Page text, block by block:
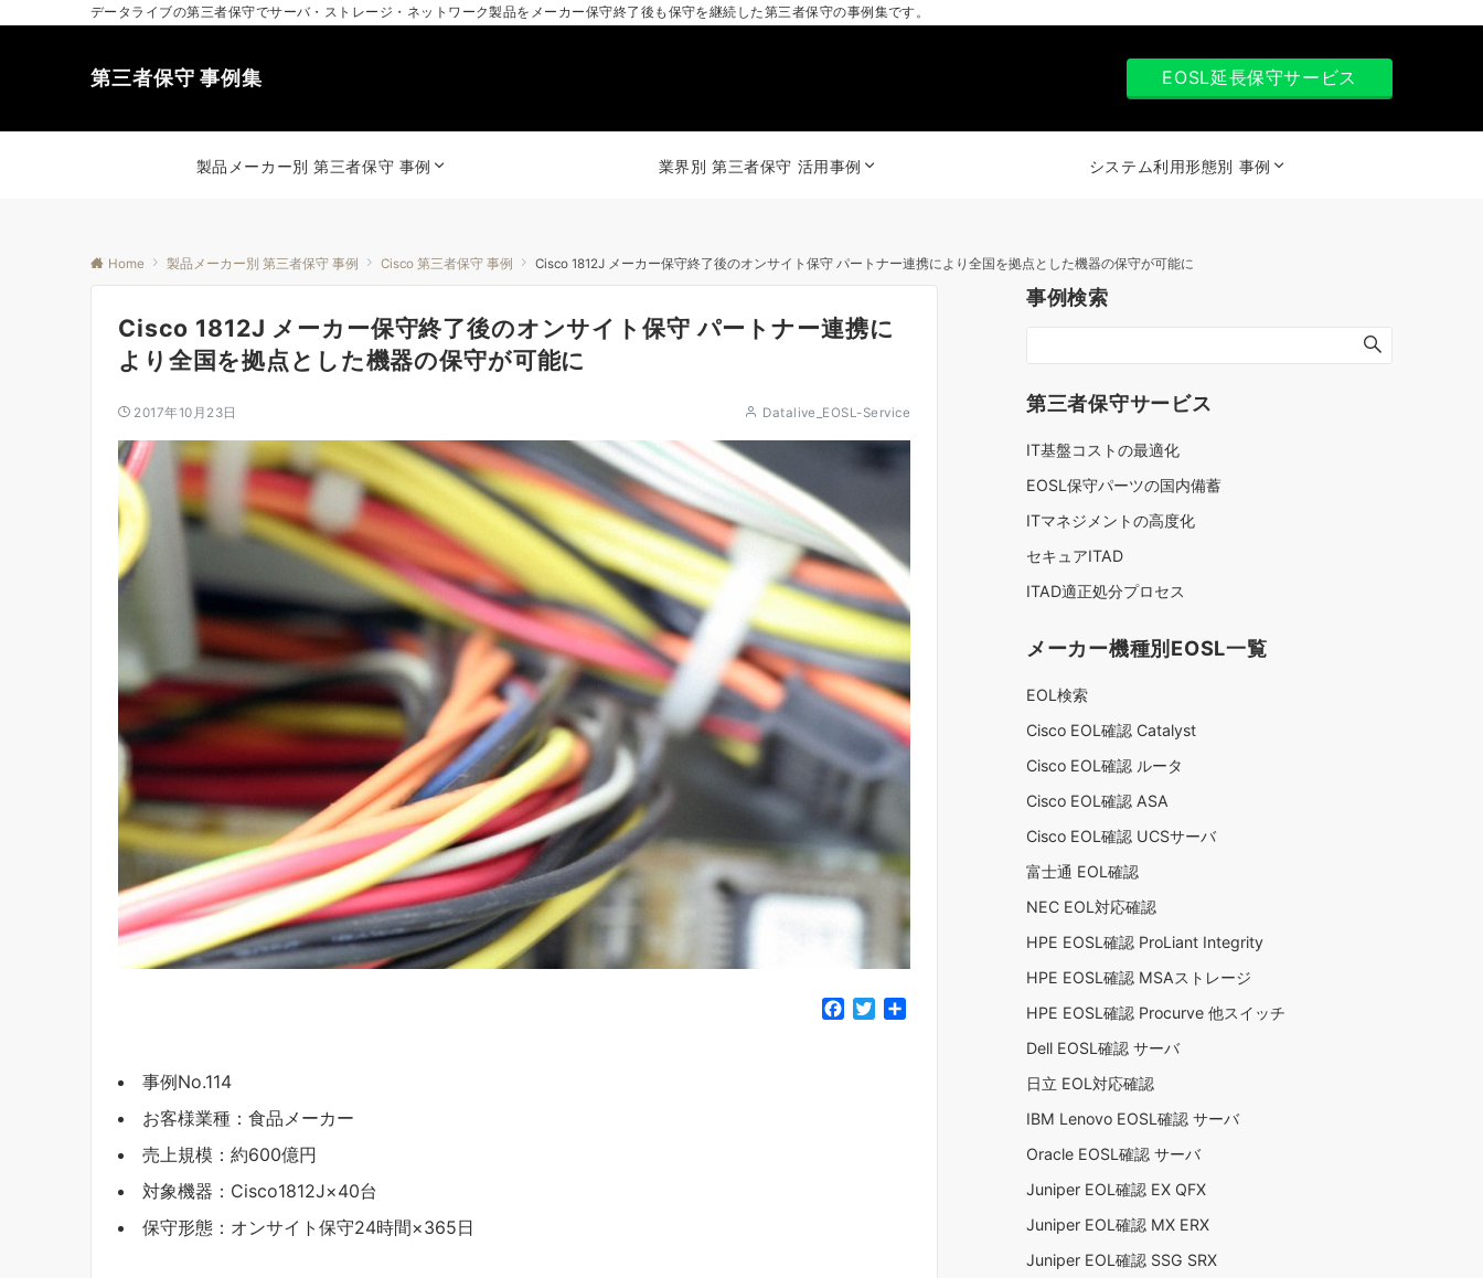
データライブの第三者保守でサーバ・ストレージ・ネットワーク製品をメーカー保守終了後も保守を継続した第三者保守の事例集です。
第三者保守 事例集 EOSL延長保守サービス
製品メーカー別 第三者保守 事例 業界別 第三者保守 活用事例 システム利用形態別 事例
Home 製品メーカー別 第三者保守 事例 Cisco 第三者保守 事例 Cisco 1812J メーカー保守終了後のオンサイト保守 パートナー連携により全国を拠点とした機器の保守が可能に
Cisco 1812J メーカー保守終了後のオンサイト保守 パートナー連携に
より全国を拠点とした機器の保守が可能に
2017年10月23日 Datalive_EOSL-Service
事例No.114
お客様業種：食品メーカー
売上規模：約600億円
対象機器：Cisco1812J×40台
保守形態：オンサイト保守24時間×365日
事例検索
第三者保守サービス
IT基盤コストの最適化
EOSL保守パーツの国内備蓄
ITマネジメントの高度化
セキュアITAD
ITAD適正処分プロセス
メーカー機種別EOSL一覧
EOL検索
Cisco EOL確認 Catalyst
Cisco EOL確認 ルータ
Cisco EOL確認 ASA
Cisco EOL確認 UCSサーバ
富士通 EOL確認
NEC EOL対応確認
HPE EOSL確認 ProLiant Integrity
HPE EOSL確認 MSAストレージ
HPE EOSL確認 Procurve 他スイッチ
Dell EOSL確認 サーバ
日立 EOL対応確認
IBM Lenovo EOSL確認 サーバ
Oracle EOSL確認 サーバ
Juniper EOL確認 EX QFX
Juniper EOL確認 MX ERX
Juniper EOL確認 SSG SRX